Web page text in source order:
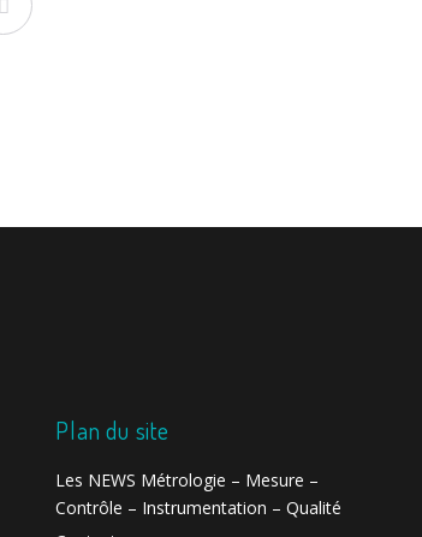
Plan du site
Les NEWS Métrologie – Mesure –
Contrôle – Instrumentation – Qualité